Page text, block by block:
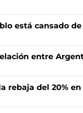
está cansado de
entre
rebaja del 20% en